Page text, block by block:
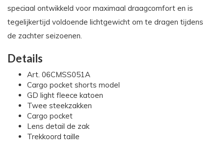
speciaal ontwikkeld voor maximaal draagcomfort en is
tegelijkertijd voldoende lichtgewicht om te dragen tijdens
de zachter seizoenen.
Details
Art. 06CMSS051A
Cargo pocket shorts model
GD light fleece katoen
Twee steekzakken
Cargo pocket
Lens detail de zak
Trekkoord taille